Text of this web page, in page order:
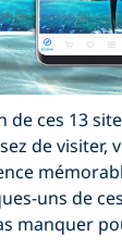
de ces 13
de visiter,
uns de
manquer